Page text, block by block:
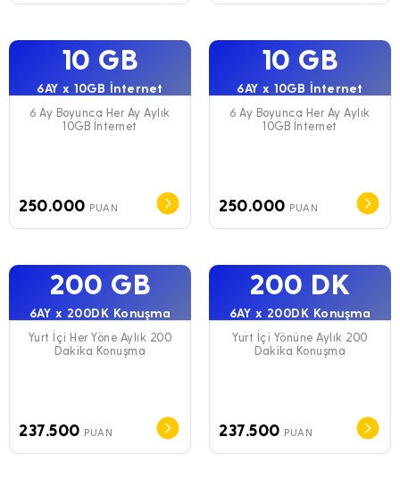
10 GB
6AY x 10GB İnternet
6 Ay Boyunca Her Ay Aylık
10GB İnternet
250.000 PUAN
10 GB
6AY x 10GB İnternet
6 Ay Boyunca Her Ay Aylık
10GB İnternet
250.000 PUAN
200 GB
6AY x 200DK Konuşma
Yurt İçi Her Yöne Aylık 200
Dakika Konuşma
237.500 PUAN
200 DK
6AY x 200DK Konuşma
Yurt İçi Yönüne Aylık 200
Dakika Konuşma
237.500 PUAN